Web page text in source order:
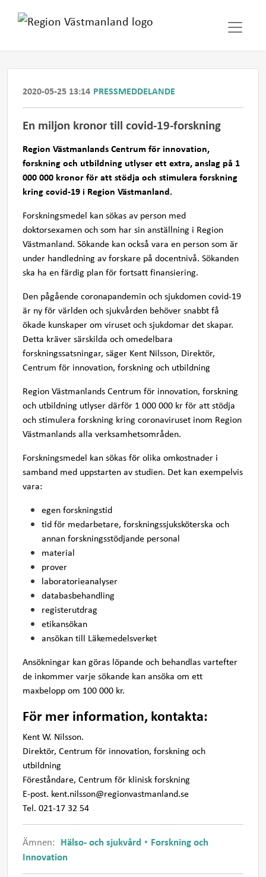
2020-05-25 13:14 PRESSMEDDELANDE
En miljon kronor till covid-19-forskning
Region Västmanlands Centrum för innovation,
forskning och utbildning utlyser ett extra, anslag på 1
000 000 kronor för att stödja och stimulera forskning
kring covid-19 i Region Västmanland.
​Forskningsmedel kan sökas av person med
doktorsexamen och som har sin anställning i Region
Västmanland. Sökande kan också vara en person som är
under handledning av forskare på docentnivå. Sökanden
ska ha en färdig plan för fortsatt finansiering.
Den pågående coronapandemin och sjukdomen covid-19
är ny för världen och sjukvården behöver snabbt få
ökade kunskaper om viruset och sjukdomar det skapar.
Detta kräver särskilda och omedelbara
forskningssatsningar, säger Kent Nilsson, Direktör,
Centrum för innovation, forskning och utbildning
Region Västmanlands Centrum för innovation, forskning
och utbildning utlyser därför 1 000 000 kr för att stödja
och stimulera forskning kring coronaviruset inom Region
Västmanlands alla verksamhetsområden.
Forskningsmedel kan sökas för olika omkostnader i
samband med uppstarten av studien. Det kan exempelvis
vara:
egen forskningstid
tid för medarbetare, forskningssjuksköterska och
annan forskningsstödjande personal
material
prover
laboratorieanalyser
databasbehandling
registerutdrag
etikansökan
ansökan till Läkemedelsverket
Ansökningar kan göras löpande och behandlas vartefter
de inkommer varje sökande kan ansöka om ett
maxbelopp om 100 000 kr.
För mer information, kontakta:
Kent W. Nilsson.
Direktör, Centrum för innovation, forskning och
utbildning
Föreståndare, Centrum för klinisk forskning
E-post. kent.nilsson@regionvastmanland.se
Tel. 021-17 32 54
Ämnen: Hälso- och sjukvård
Forskning och
Innovation